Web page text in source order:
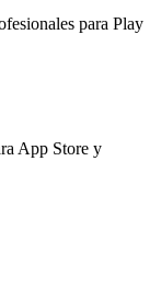
para Play
App Store y